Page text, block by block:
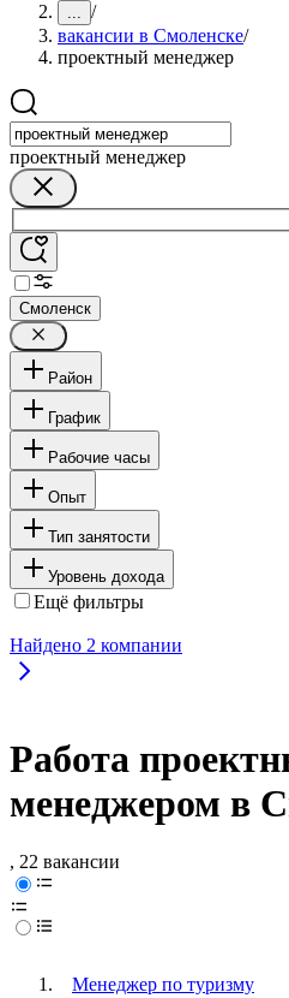
... /
вакансии в Смоленске/
проектный менеджер
проектный менеджер
Смоленск
Район
График
Рабочие часы
Опыт
Тип занятости
Уровень дохода
Ещё фильтры
Найдено 2 компании
Работа
менеджером в
, 22 вакансии
Менеджер по туризму